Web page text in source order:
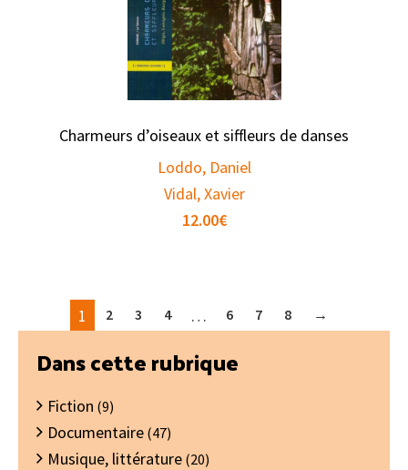
Charmeurs d’oiseaux et siffleurs de danses
Loddo, Daniel
Vidal, Xavier
12.00€
1 2 3 4 … 6 7 8 →
Barre
latérale
principale
Dans cette rubrique
Fiction (9)
Documentaire (47)
Musique, littérature (20)